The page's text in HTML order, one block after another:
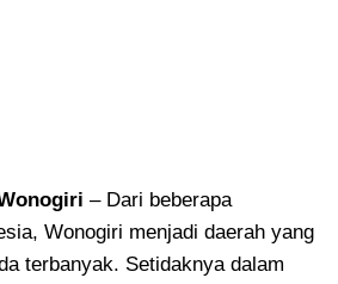
– Dari beberapa
Wonogiri menjadi daerah yang
terbanyak. Setidaknya dalam